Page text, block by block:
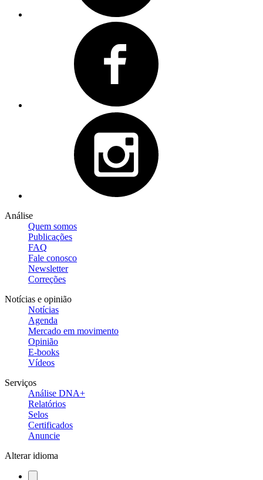
Análise
Quem somos
Publicações
FAQ
Fale conosco
Newsletter
Correções
Notícias e opinião
Notícias
Agenda
Mercado em movimento
Opinião
E-books
Vídeos
Serviços
Análise DNA+
Relatórios
Selos
Certificados
Anuncie
Alterar idioma